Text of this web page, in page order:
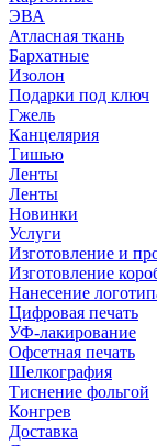
ЭВА
Атласная ткань
Бархатные
Изолон
Подарки под ключ
Гжель
Канцелярия
Тишью
Ленты
Ленты
Новинки
Услуги
Изготовление и
Изготовление
Нанесение
Цифровая печать
УФ-лакирование
Офсетная печать
Шелкография
Тиснение фольгой
Конгрев
Доставка